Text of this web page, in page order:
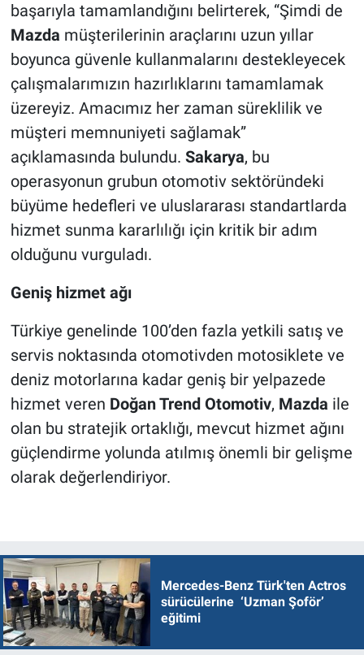
başarıyla tamamlandığını belirterek, “Şimdi de
Mazda müşterilerinin araçlarını uzun yıllar
boyunca güvenle kullanmalarını destekleyecek
çalışmalarımızın hazırlıklarını tamamlamak
üzereyiz. Amacımız her zaman süreklilik ve
müşteri memnuniyeti sağlamak”
açıklamasında bulundu. Sakarya, bu
operasyonun grubun otomotiv sektöründeki
büyüme hedefleri ve uluslararası standartlarda
hizmet sunma kararlılığı için kritik bir adım
olduğunu vurguladı.
Geniş hizmet ağı
Türkiye genelinde 100’den fazla yetkili satış ve
servis noktasında otomotivden motosiklete ve
deniz motorlarına kadar geniş bir yelpazede
hizmet veren Doğan Trend Otomotiv, Mazda ile
olan bu stratejik ortaklığı, mevcut hizmet ağını
güçlendirme yolunda atılmış önemli bir gelişme
olarak değerlendiriyor.
Mercedes-Benz Türk'ten Actros
sürücülerine ‘Uzman Şoför’
eğitimi